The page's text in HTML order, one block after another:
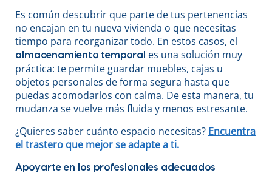
Es común descubrir que parte de tus pertenencias
no encajan en tu nueva vivienda o que necesitas
tiempo para reorganizar todo. En estos casos, el
almacenamiento temporal
es una solución muy
práctica: te permite guardar muebles, cajas u
objetos personales de forma segura hasta que
puedas acomodarlos con calma. De esta manera, tu
mudanza se vuelve más fluida y menos estresante.
¿Quieres saber cuánto espacio necesitas? Encuentra
el trastero que mejor se adapte a ti.
Apoyarte en los profesionales adecuados